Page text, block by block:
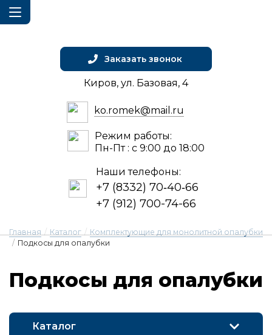
Наши телефоны:
+7 (8332) 70‑40‑66
+7 (912) 700-74-66
ko.romek@mail.ru
Режим работы:
Пн-Пт : с 9:00 до 18:00
Заказать звонок
Киров, ул. Базовая, 4
Главная / Каталог / Комплектующие для монолитной опалубки
/ Подкосы для опалубки
Под­ко­сы для о­па­луб­ки
Каталог